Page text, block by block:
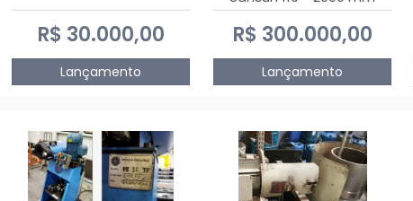
R$ 30.000,00
Lançamento
R$ 300.000,00
Lançamento